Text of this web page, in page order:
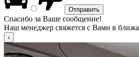
Спасибо за Ваше сообщение!
Наш менеджер свяжется с Вами в